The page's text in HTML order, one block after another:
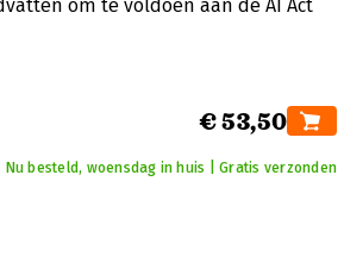
om te voldoen aan de AI Act
€ 53,50
Nu besteld, woensdag in huis | Gratis verzonden